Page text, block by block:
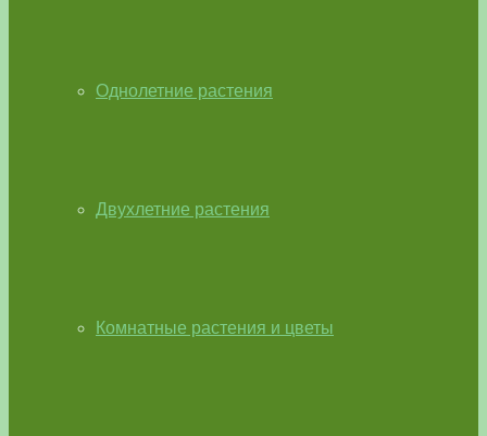
Однолетние растения
Двухлетние растения
Комнатные растения и цветы